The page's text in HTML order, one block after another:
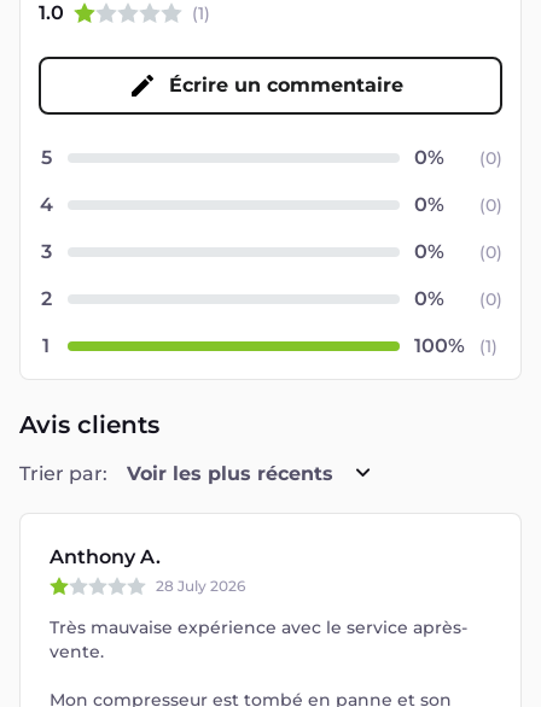
1.0 (1)
Écrire un commentaire
5 (0)
4 (0)
3 (0)
2 (0)
1 (1)
Avis clients
Trier par: Voir les plus récents
Anthony A.
28 July 2026
Très mauvaise expérience avec le service après-
vente.
Mon compresseur est tombé en panne et son